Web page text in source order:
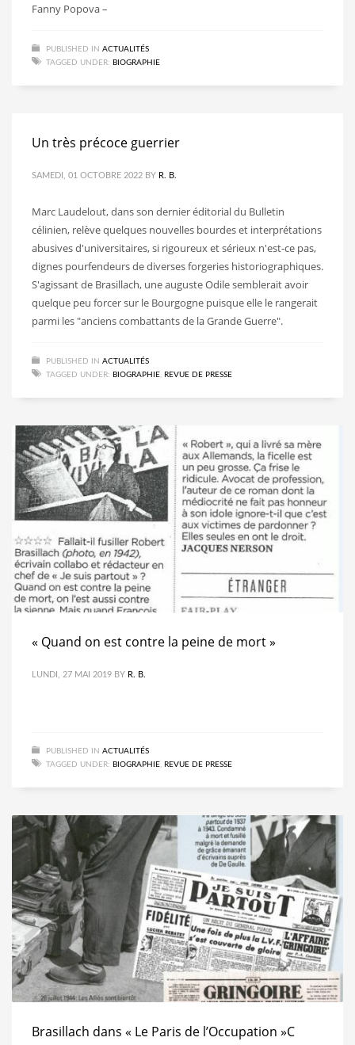
Fanny Popova –
PUBLISHED IN ACTUALITÉS
TAGGED UNDER: BIOGRAPHIE
Un très précoce guerrier
SAMEDI, 01 OCTOBRE 2022 BY R. B.
Marc Laudelout, dans son dernier éditorial du Bulletin
célinien, relève quelques nouvelles bourdes et interprétations
abusives d'universitaires, si rigoureux et sérieux n'est-ce pas,
dignes pourfendeurs de diverses forgeries historiographiques.
S'agissant de Brasillach, une auguste Odile semblerait avoir
quelque peu forcer sur le Bourgogne puisque elle le rangerait
parmi les "anciens combattants de la Grande Guerre".
PUBLISHED IN ACTUALITÉS
TAGGED UNDER: BIOGRAPHIE REVUE DE PRESSE
« Quand on est contre la peine de mort »
LUNDI, 27 MAI 2019 BY R. B.
PUBLISHED IN ACTUALITÉS
TAGGED UNDER: BIOGRAPHIE REVUE DE PRESSE
Brasillach dans « Le Paris de l’Occupation »C